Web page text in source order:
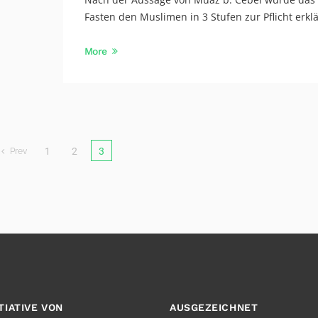
Fasten den Muslimen in 3 Stufen zur Pflicht
More
Prev 1 2 3
VON AUSGEZEICHNET